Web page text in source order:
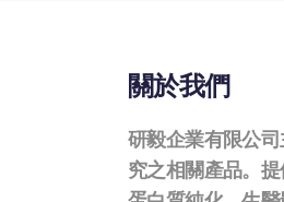
關於我們
研毅企業有限公
究之相關產品。提